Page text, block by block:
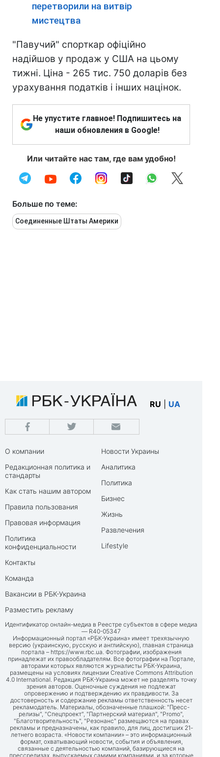
перетворили на витвір
мистецтва
"Павучий" спорткар офіційно
надійшов у продаж у США на цьому
тижні. Ціна - 265 тис. 750 доларів без
урахування податків і інших націнок.
Не упустите главное! Подпишитесь на
наши обновления в Google!
Или читайте нас там, где вам удобно!
Больше по теме:
Соединенные Штаты Америки
RU UA
О компании
Редакционная политика и
стандарты
Как стать нашим автором
Правила пользования
Правовая информация
Политика
конфиденциальности
Контакты
Команда
Вакансии в РБК-Украина
Разместить рекламу
Новости Украины
Аналитика
Политика
Бизнес
Жизнь
Развлечения
Lifestyle
Идентификатор онлайн-медиа в Реестре субъектов в сфере медиа
— R40-05347
Информационный портал «РБК-Украина» имеет трехязычную
версию (украинскую, русскую и английскую), главная страница
портала – https://www.rbc.ua. Фотографии, изображения
принадлежат их правообладателям. Все фотографии на Портале,
авторами которых являются журналисты РБК-Украина,
размещены на условиях лицензии Creative Commons Attribution
4.0 International. Редакция РБК-Украина может не разделять точку
зрения авторов. Оценочные суждения не подлежат
опровержению и подтверждению их правдивости. За
достоверность и содержание рекламы ответственность несет
рекламодатель. Материалы, обозначенные плашкой: "Пресс-
релизы", "Спецпроект", "Партнерский материал", "Promo",
"Благотворительность", "Резонанс" размещаются на правах
рекламы и предназначены, как правило, для лиц, достигших 21-
летнего возраста. «Новости компании» – это информационный
формат, охватывающий новости, события и объявления,
связанные с деятельностью компаний, базирующиеся на
прессрелизах, выпускаемых самими компаниями, и за которые